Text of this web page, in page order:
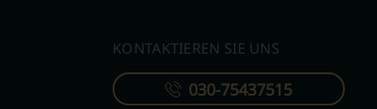
KONTAKTIEREN SIE UNS
030-75437515